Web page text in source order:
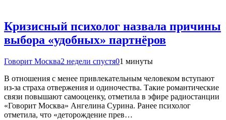
Кризисный психолог назвала причины
выбора «удобных» партнёров
Говорит Москва2 недели спустя01 минуты
В отношения с менее привлекательным человеком вступают
из-за страха отвержения и одиночества. Такие романтические
связи повышают самооценку, отметила в эфире радиостанции
«Говорит Москва» Ангелина Сурина. Ранее психолог
отметила, что «деторождение прев…